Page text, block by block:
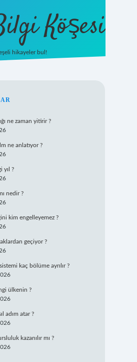
Köşesi
hikayeler bul!
ne zaman yitirir ?
ne anlatıyor ?
yıl ?
nedir ?
kim engelleyemez ?
geçiyor ?
kaç bölüme ayrılır ?
ülkenin ?
adım atar ?
kazanılır mı ?